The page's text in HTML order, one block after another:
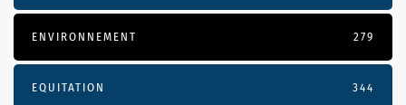
ENVIRONNEMENT 279
EQUITATION 344